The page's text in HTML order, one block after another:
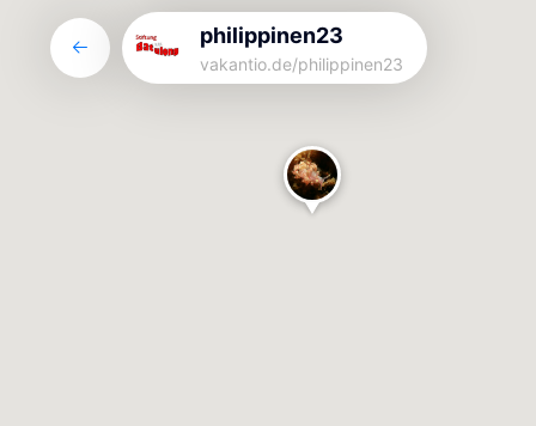
philippinen23
vakantio.de/philippinen23